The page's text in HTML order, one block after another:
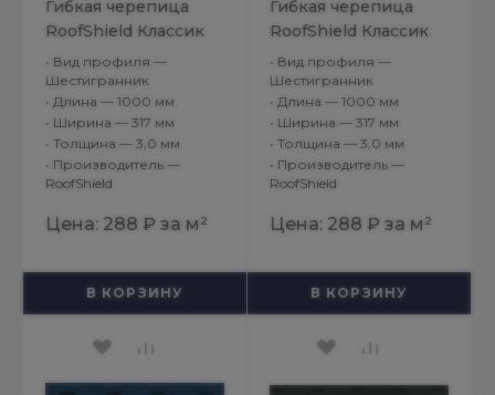
Гибкая черепица
RoofShield Классик
Стандарт Медный
• Вид профиля —
Шестигранник
• Длина — 1000 мм
• Ширина — 317 мм
• Толщина — 3,0 мм
• Производитель —
RoofShield
Цена: 288 ₽ за м²
В КОРЗИНУ
Гибкая черепица
RoofShield Классик
Стандарт Песочный
• Вид профиля —
Шестигранник
• Длина — 1000 мм
• Ширина — 317 мм
• Толщина — 3,0 мм
• Производитель —
RoofShield
Цена: 288 ₽ за м²
В КОРЗИНУ